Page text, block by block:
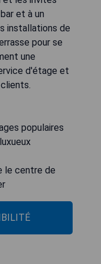
et à un
installations de
pour se
une
d'étage et
populaires
le centre de